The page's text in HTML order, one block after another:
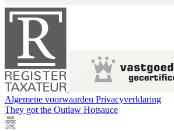
Algemene voorwaarden Privacyverklaring
They got the Outlaw Hotsauce